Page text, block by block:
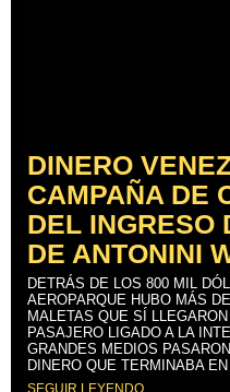
DINERO
CAMPAÑA DE
DEL INGRESO
DE ANTONINI
DETRÁS DE LOS 800 MIL
AEROPARQUE HUBO MÁS
MALETAS QUE SÍ
PASAJERO LIGADO A LA
GRANDES MEDIOS
DINERO QUE TERMINABA
SEGUIR LEYENDO